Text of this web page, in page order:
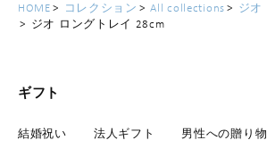
HOME コレクション All collections
ジオ
ジオ ロングトレイ 28cm
ギフト
結婚祝い 法人ギフト 男性への贈り物